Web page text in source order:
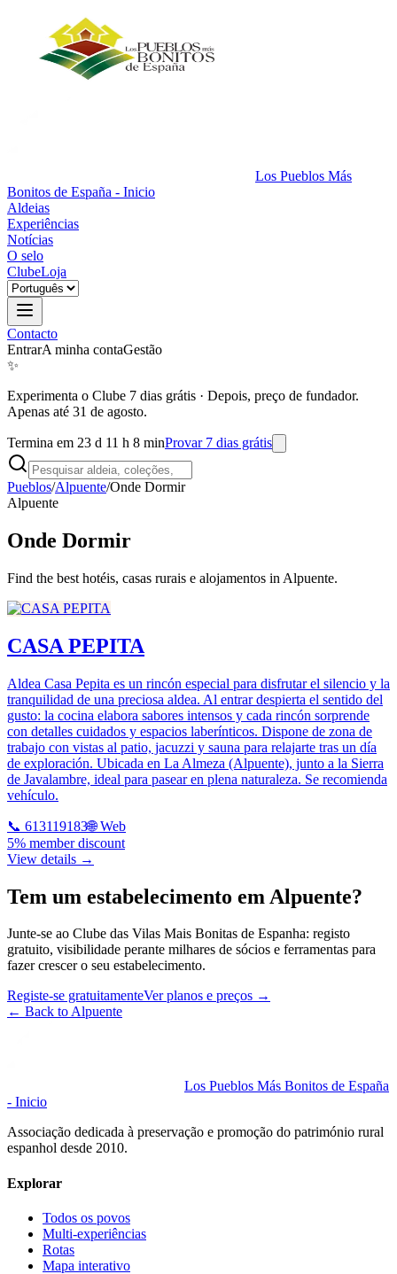
Los Pueblos Más
Bonitos de España - Inicio
Aldeias
Experiências
Notícias
O selo
ClubeLoja
Contacto
EntrarA minha contaGestão
✨
Experimenta o Clube 7 dias grátis · Depois, preço de fundador.
Apenas até 31 de agosto.
Termina em 23 d 11 h 8 minProvar 7 dias grátis
Pueblos/Alpuente/Onde Dormir
Alpuente
Onde Dormir
Find the best hotéis, casas rurais e alojamentos in Alpuente.
CASA PEPITA
Aldea Casa Pepita es un rincón especial para disfrutar el silencio y la
tranquilidad de una preciosa aldea. Al entrar despierta el sentido del
gusto: la cocina elabora sabores intensos y cada rincón sorprende
con detalles cuidados y espacios laberínticos. Dispone de zona de
trabajo con vistas al patio, jacuzzi y sauna para relajarte tras un día
de exploración. Ubicada en La Almeza (Alpuente), junto a la Sierra
de Javalambre, ideal para pasear en plena naturaleza. Se recomienda
vehículo.
📞 613119183🌐 Web
5% member discount
View details →
Tem um estabelecimento em Alpuente?
Junte-se ao Clube das Vilas Mais Bonitas de Espanha: registo
gratuito, visibilidade perante milhares de sócios e ferramentas para
fazer crescer o seu estabelecimento.
Registe-se gratuitamenteVer planos e preços →
← Back to Alpuente
Los Pueblos Más Bonitos de España
- Inicio
Associação dedicada à preservação e promoção do património rural
espanhol desde 2010.
Explorar
Todos os povos
Multi-experiências
Rotas
Mapa interativo